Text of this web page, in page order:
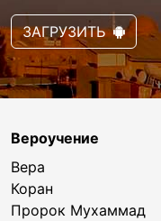
ЗАГРУЗИТЬ
Вероучение
Вера
Коран
Пророк Мухаммад